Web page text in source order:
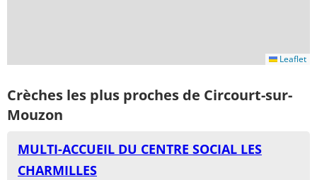
Leaflet
Crèches les plus proches de Circourt-sur-
Mouzon
MULTI-ACCUEIL DU CENTRE SOCIAL LES
CHARMILLES